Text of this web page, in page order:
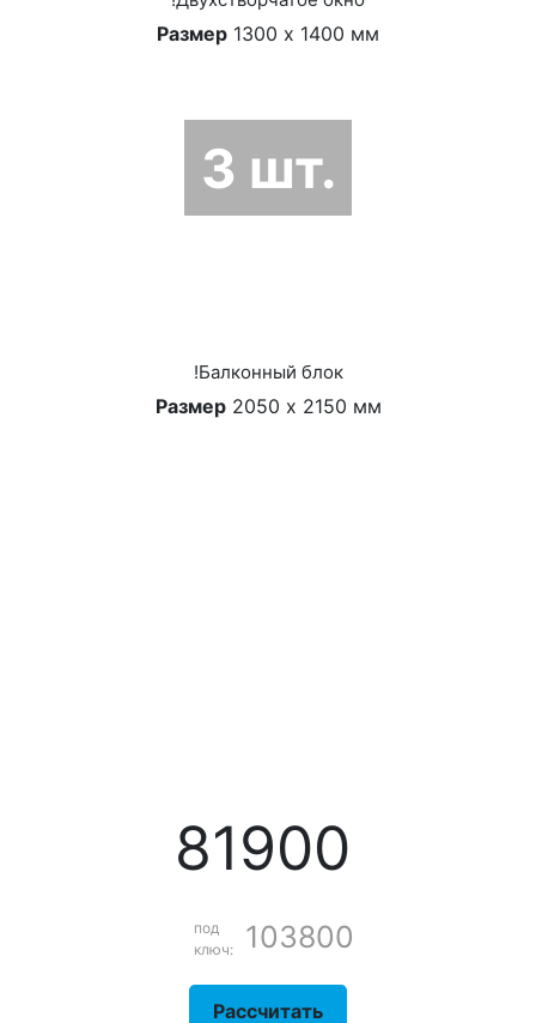
81900
под
ключ:
103800
Рассчитать
Размер 1300 х 1400 мм
3 шт.
!Балконный блок
Размер2050 х 2150 мм